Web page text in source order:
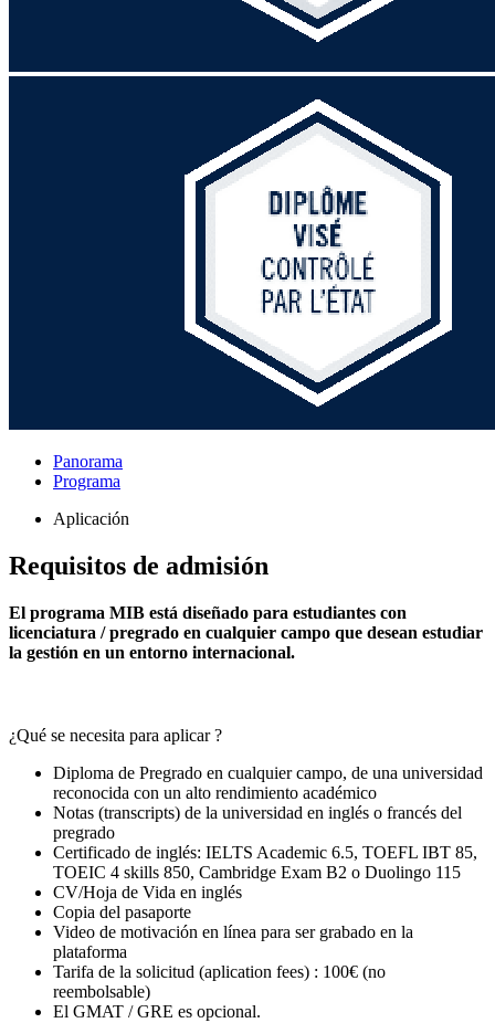
Panorama
Programa
Aplicación
Requisitos de admisión
El programa MIB está diseñado para estudiantes con
licenciatura / pregrado en cualquier campo que desean estudiar
la gestión en un entorno internacional.
¿Qué se necesita para aplicar ?
Diploma de Pregrado en cualquier campo, de una universidad
reconocida con un alto rendimiento académico
Notas (transcripts) de la universidad en inglés o francés del
pregrado
Certificado de inglés: IELTS Academic 6.5, TOEFL IBT 85,
TOEIC 4 skills 850, Cambridge Exam B2 o Duolingo 115
CV/Hoja de Vida en inglés
Copia del pasaporte
Video de motivación en línea para ser grabado en la
plataforma
Tarifa de la solicitud (aplication fees) : 100€ (no
reembolsable)
El GMAT / GRE es opcional.